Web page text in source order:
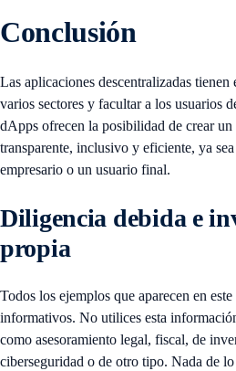
Conclusión
Las aplicaciones descentralizadas
varios sectores y facultar a los usuarios
dApps ofrecen la posibilidad de crear un
transparente, inclusivo y eficiente, ya
empresario o un usuario final.
Diligencia debida e
propia
Todos los ejemplos que aparecen en
informativos. No utilices esta
como asesoramiento legal, fiscal, de
ciberseguridad o de otro tipo. Nada de